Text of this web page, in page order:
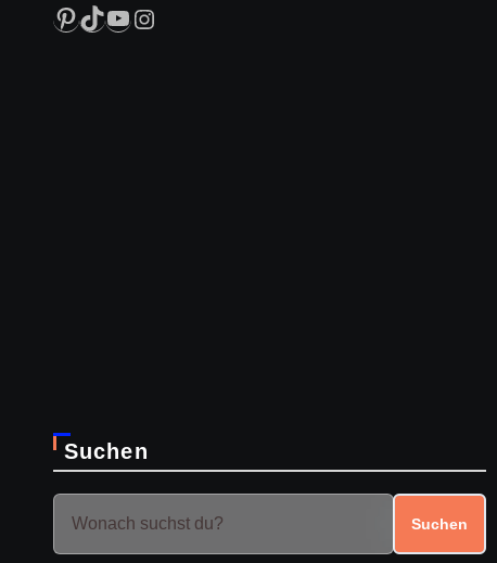
Pinterest
TikTok
YouTube
Instagram
Suchen
Suchen